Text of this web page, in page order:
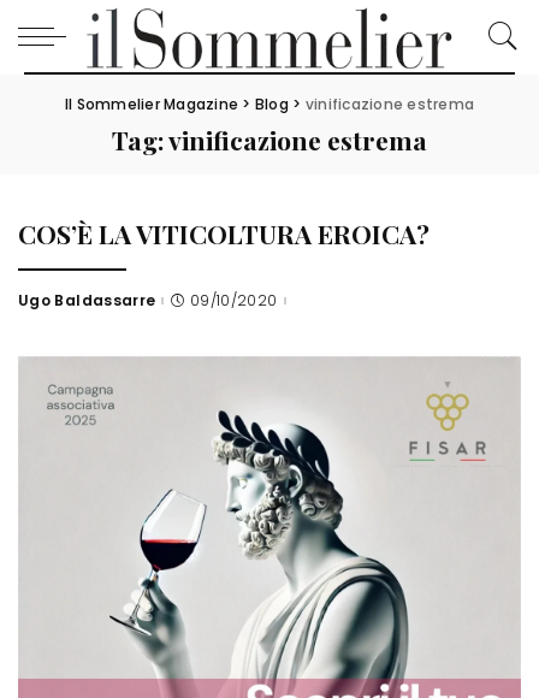
Il Sommelier Magazine > Blog > vinificazione estrema
Tag:vinificazione estrema
COS’È LA VITICOLTURA EROICA?
Posted
Ugo Baldassarre 09/10/2020